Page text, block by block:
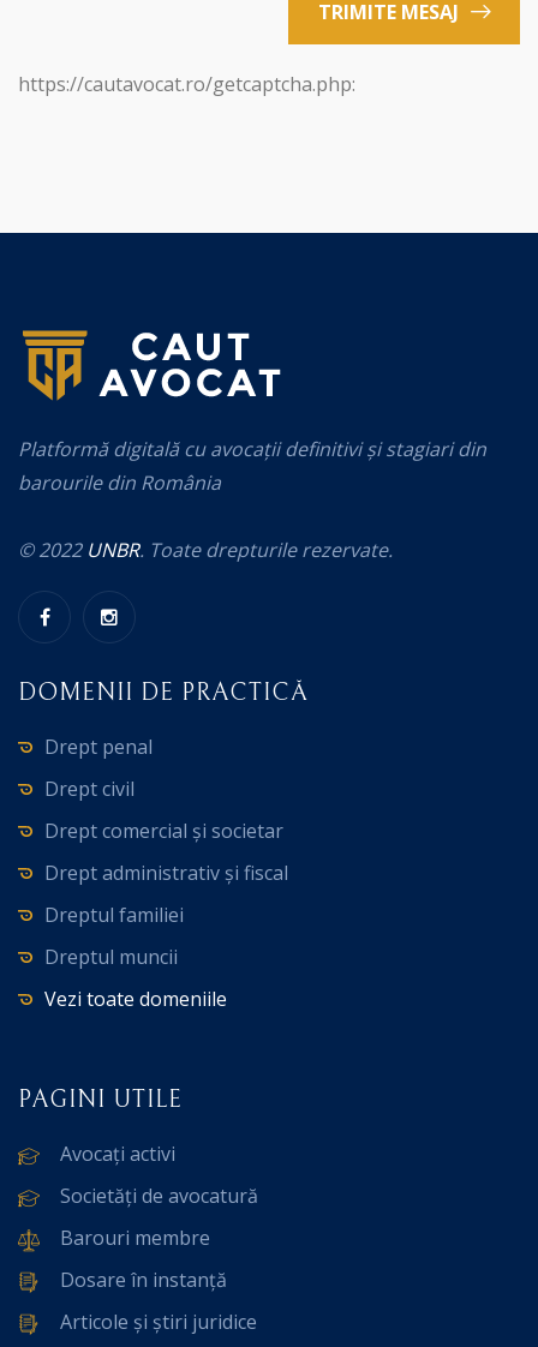
TRIMITE MESAJ
https://cautavocat.ro/getcaptcha.php:
Platformă digitală cu avocații definitivi și stagiari din
barourile din România
© 2022 UNBR. Toate drepturile rezervate.
DOMENII DE PRACTICĂ
Drept penal
Drept civil
Drept comercial și societar
Drept administrativ și fiscal
Dreptul familiei
Dreptul muncii
Vezi toate domeniile
PAGINI UTILE
Avocați activi
Societăți de avocatură
Barouri membre
Dosare în instanță
Articole și știri juridice